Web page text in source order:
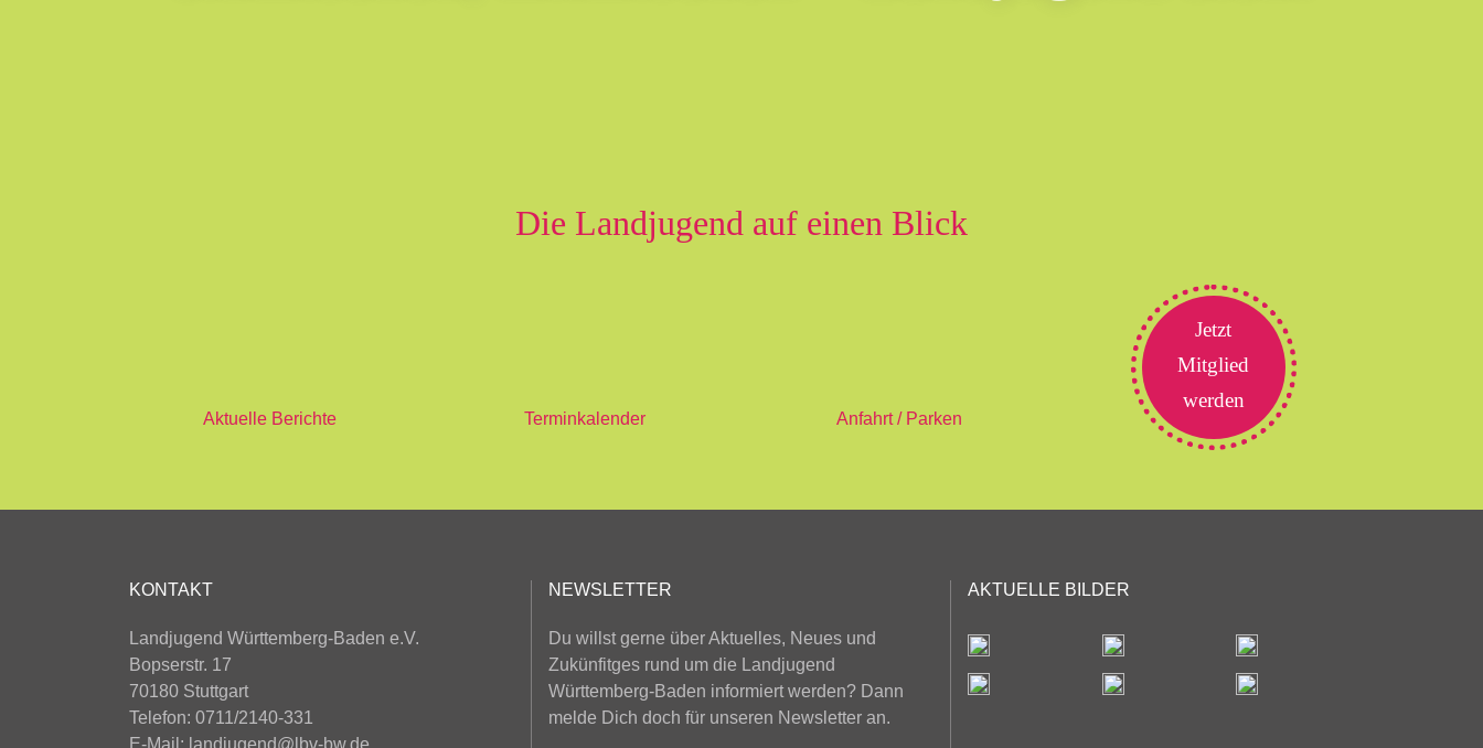
Die Landjugend auf einen Blick
Aktuelle Berichte Terminkalender Anfahrt / Parken
Jetzt
Mitglied
werden
KONTAKT
Landjugend Württemberg-Baden e.V.
Bopserstr. 17
70180 Stuttgart
Telefon: 0711/2140-331
NEWSLETTER
Du willst gerne über Aktuelles, Neues und
Zukünfitges rund um die Landjugend
Württemberg-Baden informiert werden? Dann
melde Dich doch für unseren Newsletter an.
AKTUELLE BILDER